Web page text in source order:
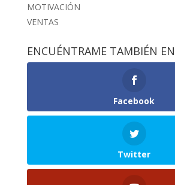
MOTIVACIÓN
VENTAS
ENCUÉNTRAME TAMBIÉN EN
Facebook
Twitter